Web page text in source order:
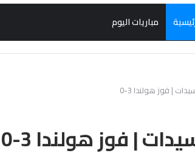
مباريات اليوم
| فوز هولندا 3-0
| فوز هولندا 3-0